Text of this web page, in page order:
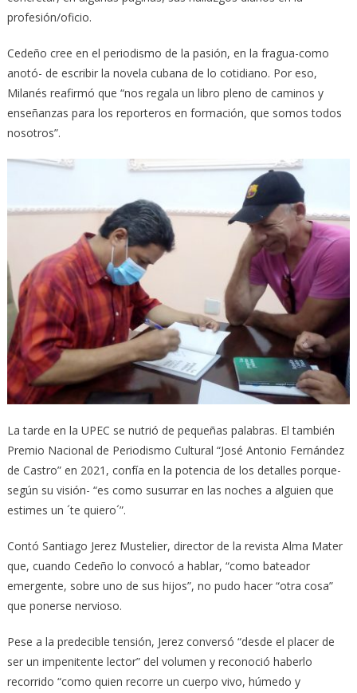
profesión/oficio.
Cedeño cree en el periodismo de la pasión, en la fragua-como
anotó- de escribir la novela cubana de lo cotidiano. Por eso,
Milanés reafirmó que “nos regala un libro pleno de caminos y
enseñanzas para los reporteros en formación, que somos todos
nosotros”.
La tarde en la UPEC se nutrió de pequeñas palabras. El también
Premio Nacional de Periodismo Cultural “José Antonio Fernández
de Castro” en 2021, confía en la potencia de los detalles porque-
según su visión- “es como susurrar en las noches a alguien que
estimes un ´te quiero´”.
Contó Santiago Jerez Mustelier, director de la revista Alma Mater
que, cuando Cedeño lo convocó a hablar, “como bateador
emergente, sobre uno de sus hijos”, no pudo hacer “otra cosa”
que ponerse nervioso.
Pese a la predecible tensión, Jerez conversó “desde el placer de
ser un impenitente lector” del volumen y reconoció haberlo
recorrido “como quien recorre un cuerpo vivo, húmedo y